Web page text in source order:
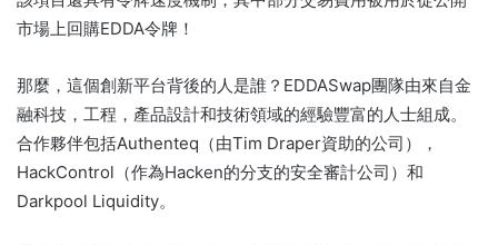
市場上回購EDDA令牌！
那麼，這個創新平台背後的人是誰？ EDDASwap團隊由來自金
融科技，工程，產品設計和技術領域的經驗豐富的人士組成。
合作夥伴包括Authenteq（由Tim Draper資助的公司），
HackControl（作為Hacken的分支的安全審計公司）和
Darkpool Liquidity。